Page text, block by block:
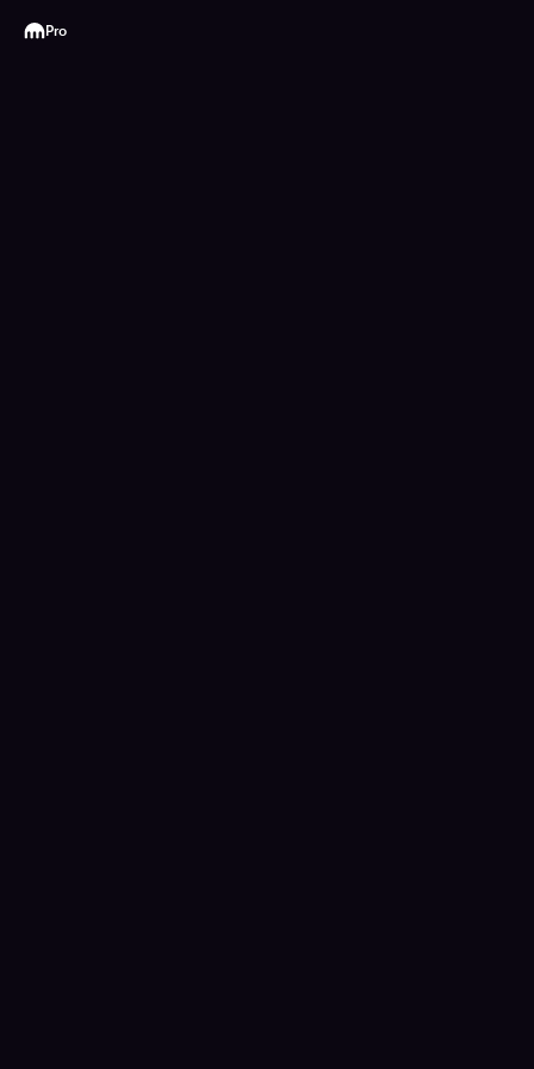
Kraken
Pro